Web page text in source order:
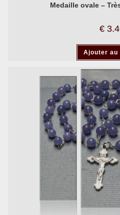
Medaille ovale –
€
Ajouter au